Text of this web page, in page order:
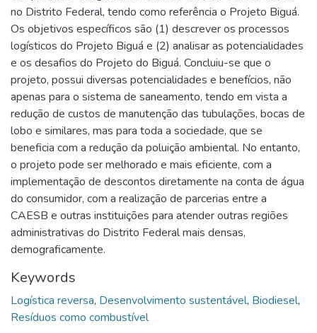
no Distrito Federal, tendo como referência o Projeto Biguá.
Os objetivos específicos são (1) descrever os processos
logísticos do Projeto Biguá e (2) analisar as potencialidades
e os desafios do Projeto do Biguá. Concluiu-se que o
projeto, possui diversas potencialidades e benefícios, não
apenas para o sistema de saneamento, tendo em vista a
redução de custos de manutenção das tubulações, bocas de
lobo e similares, mas para toda a sociedade, que se
beneficia com a redução da poluição ambiental. No entanto,
o projeto pode ser melhorado e mais eficiente, com a
implementação de descontos diretamente na conta de água
do consumidor, com a realização de parcerias entre a
CAESB e outras instituições para atender outras regiões
administrativas do Distrito Federal mais densas,
demograficamente.
Keywords
Logística reversa, Desenvolvimento sustentável, Biodiesel,
Resíduos como combustível